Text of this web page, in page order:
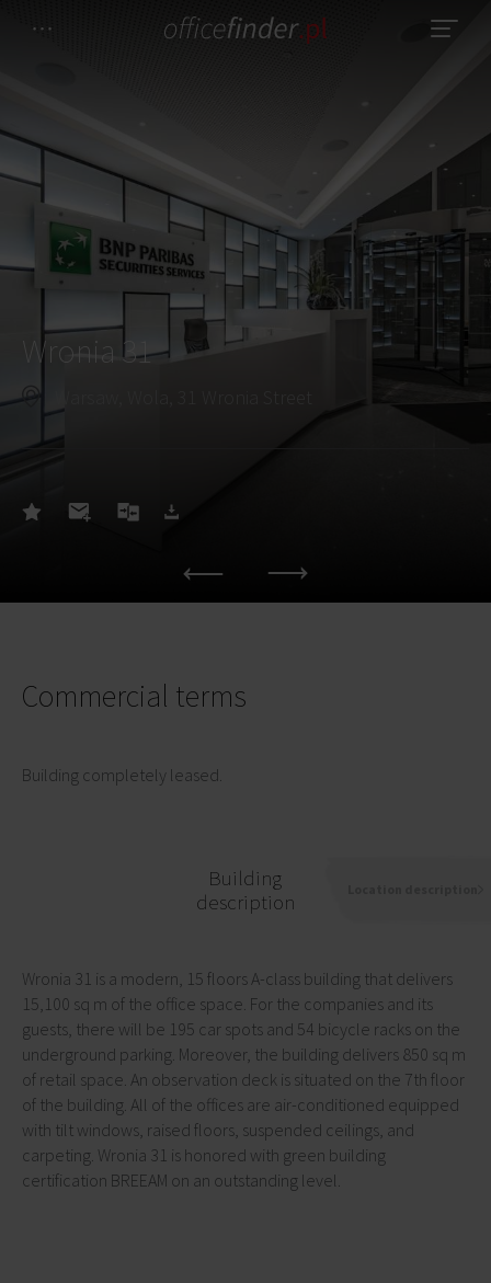
Wronia 31
Commercial terms
Building completely leased.
Building
description
Wronia 31 is a modern, 15 floors A-class building that delivers
15,100 sq m of the office space. For the companies and its
guests, there will be 195 car spots and 54 bicycle racks on the
underground parking. Moreover, the building delivers 850 sq m
of retail space. An observation deck is situated on the 7th floor
of the building. All of the offices are air-conditioned equipped
with tilt windows, raised floors, suspended ceilings, and
carpeting. Wronia 31 is honored with green building
certification BREEAM on an outstanding level.